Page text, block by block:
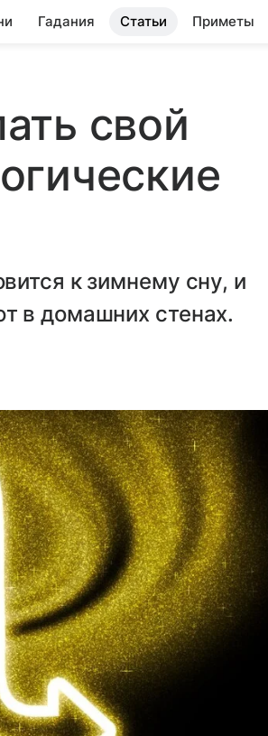
Гадания Статьи Приметы
свой
к зимнему сну, и
в домашних стенах.